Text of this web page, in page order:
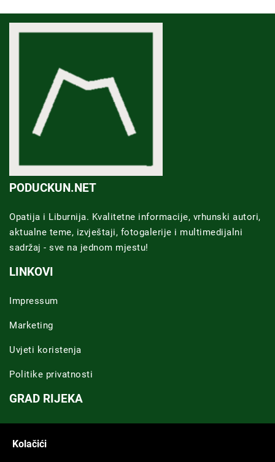
PODUCKUN.NET
Opatija i Liburnija. Kvalitetne informacije, vrhunski autori,
aktualne teme, izvještaji, fotogalerije i multimedijalni
sadržaj - sve na jednom mjestu!
LINKOVI
Impressum
Marketing
Uvjeti koristenja
Politike privatnosti
GRAD RIJEKA
Kolačići